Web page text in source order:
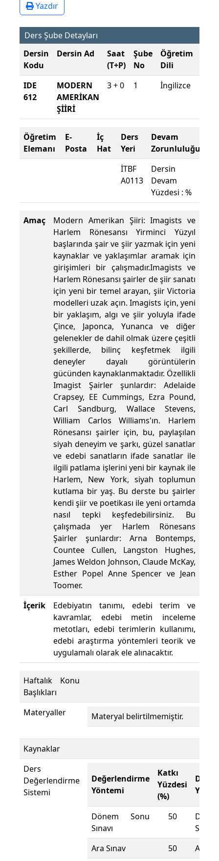
Yazdır
Ders Şube Detayları
Dersin
Kodu
Dersin Ad
Saat
(T+P)
Şube
No
Öğretim
Dili
IDE
612
MODERN
AMERİKAN
ŞİİRİ
3 + 0 1 İngilizce
Öğretim
Elemanı
E-
Posta
İç
Hat
Ders
Yeri
Devam
Zorunluluğu
İTBF
A0113
Dersin
Devam
Yüzdesi : %
Amaç
Modern Amerikan Şiiri: Imagists ve
Harlem Rönesansı Yirminci Yüzyıl
başlarında şair ve şiir yazmak için yeni
kaynaklar ve yaklaşımlar aramak için
girişimleri bir çalışmadır.Imagists ve
Harlem Rönesansı şairler de şiir sanatı
için yeni bir temel arayan, şiir Victoria
modelleri uzak açın. Imagists için, yeni
bir yaklaşım, algı ve şiir yoluyla ifade
Çince, Japonca, Yunanca ve diğer
gelenekler de dahil olmak üzere çeşitli
şekillerde, bilinç keşfetmek ilgili
deneyler dayalı görüntülerin
gücünden kaynaklanmaktadır. Özellikli
Imagist Şairler şunlardır: Adelaide
Crapsey, EE Cummings, Ezra Pound,
Carl Sandburg, Wallace Stevens,
William Carlos Williams'ın. Harlem
Rönesansı şairler için, bu, paylaşılan
siyah deneyim ve şarkı, güzel sanatlar
ve edebi sanatların ifade sanatlar ile
ilgili patlama işlerini yeni bir kaynak ile
Harlem, New York, siyah toplumun
kutlama bir yaş. Bu derste bu şairler
kendi şiir ve poetikası ile yeni ortamda
nasıl tepki keşfedebilirsiniz. Bu
çalışmada yer Harlem Rönesans
Şairler şunlardır: Arna Bontemps,
Countee Cullen, Langston Hughes,
James Weldon Johnson, Claude McKay,
Esther Popel Anne Spencer ve Jean
Toomer.
İçerik
Edebiyatın tanımı, edebi terim ve
kavramlar, edebi metin inceleme
metotları, edebi terimlerin kullanımı,
edebi araştırma yöntemleri teorik ve
uygulamalı olarak ele alınacaktır.
Haftalık Konu
Başlıkları
Materyaller
Materyal belirtilmemiştir.
Kaynaklar
Ders
Değerlendirme
Sistemi
Değerlendirme
Yöntemi
Katkı
Yüzdesi
(%)
Dönem Sonu
Sınavı
50
Sınavı
Ara Sınav
50 Ara